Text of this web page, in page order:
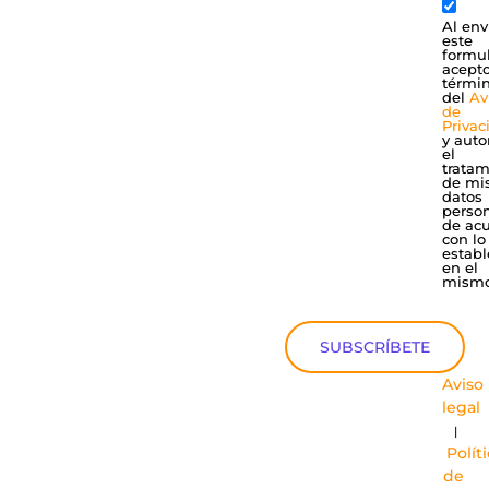
Al
este
del
de
y
el
de
datos
de
con lo
en el
SUBSCRÍBETE
Aviso
legal
|
de